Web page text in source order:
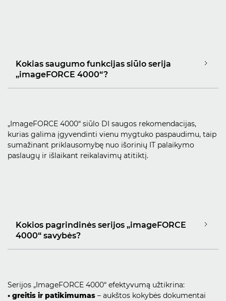
Kokias saugumo funkcijas siūlo serija
„imageFORCE 4000“?
„ImageFORCE 4000“ siūlo DI saugos rekomendacijas,
kurias galima įgyvendinti vienu mygtuko paspaudimu, taip
sumažinant priklausomybę nuo išorinių IT palaikymo
paslaugų ir išlaikant reikalavimų atitiktį.
Kokios pagrindinės serijos „imageFORCE
4000“ savybės?
Serijos „ImageFORCE 4000“ efektyvumą užtikrina:
• greitis ir patikimumas – aukštos kokybės dokumentai